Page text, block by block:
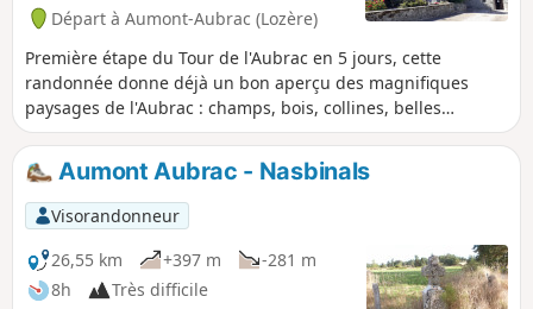
Départ à Aumont-Aubrac (Lozère)
Première étape du Tour de l'Aubrac en 5 jours, cette
randonnée donne déjà un bon aperçu des magnifiques
paysages de l'Aubrac : champs, bois, collines, belles
maisons aux pierres de granit, croix à presque chaque
croisée de chemins, et bien sûr, les fières vaches Aubrac.
Aumont Aubrac - Nasbinals
Visorandonneur
26,55 km
+397 m
-281 m
8h
Très difficile